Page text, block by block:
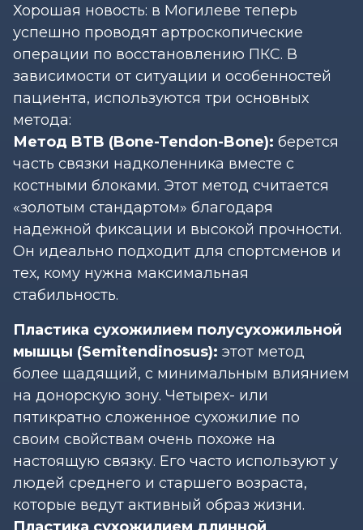
Хорошая новость: в Могилеве теперь
успешно проводят артроскопические
операции по восстановлению ПКС. В
зависимости от ситуации и особенностей
пациента, используются три основных
метода:
Метод BTB (Bone-Tendon-Bone): берется
часть связки надколенника вместе с
костными блоками. Этот метод считается
«золотым стандартом» благодаря
надежной фиксации и высокой прочности.
Он идеально подходит для спортсменов и
тех, кому нужна максимальная
стабильность.
Пластика сухожилием полусухожильной
мышцы (Semitendinosus): этот метод
более щадящий, с минимальным влиянием
на донорскую зону. Четырех- или
пятикратно сложенное сухожилие по
своим свойствам очень похоже на
настоящую связку. Его часто используют у
людей среднего и старшего возраста,
которые ведут активный образ жизни.